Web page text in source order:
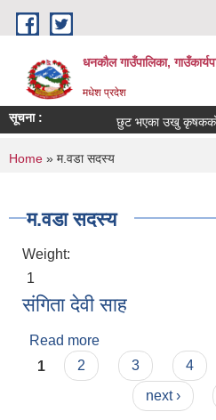
Skip to main content
धनकौल गाउँपालिका,
मधेश प्रदेश
सूचना : छुट भएका उखु कृषकको
You are here
Home » म.वडा सदस्य
म.वडा सदस्य
Weight:
1
संगिता देवी साह
Read more
Pages
1 2 3 4
next ›